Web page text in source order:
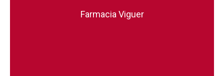
Farmacia Viguer